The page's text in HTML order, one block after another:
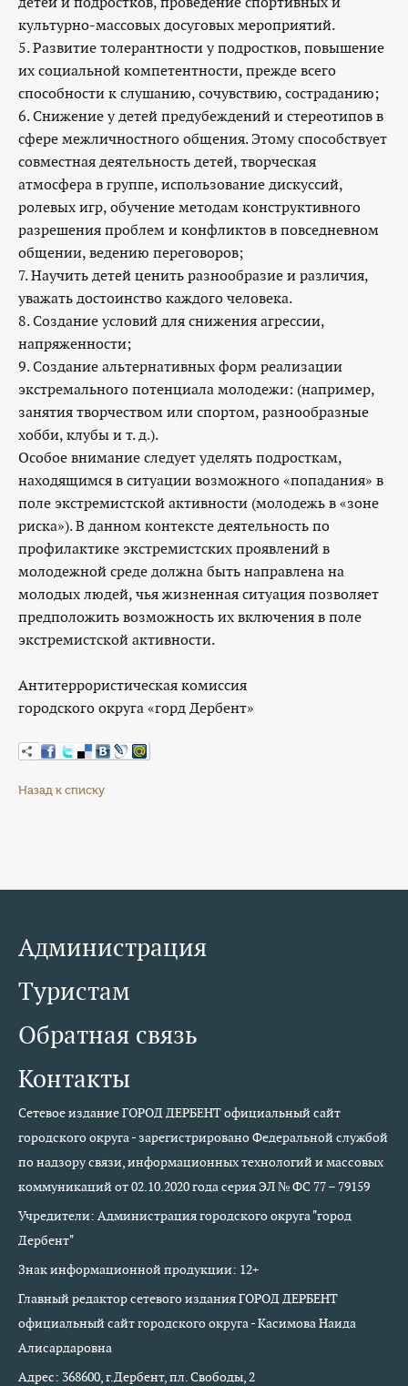
культурно-массовых досуговых мероприятий.
5. Развитие толерантности у подростков, повышение
их социальной компетентности, прежде всего
способности к слушанию, сочувствию, состраданию;
6. Снижение у детей предубеждений и стереотипов в
сфере межличностного общения. Этому способствует
совместная деятельность детей, творческая
атмосфера в группе, использование дискуссий,
ролевых игр, обучение методам конструктивного
разрешения проблем и конфликтов в повседневном
общении, ведению переговоров;
7. Научить детей ценить разнообразие и различия,
уважать достоинство каждого человека.
8. Создание условий для снижения агрессии,
напряженности;
9. Создание альтернативных форм реализации
экстремального потенциала молодежи: (например,
занятия творчеством или спортом, разнообразные
хобби, клубы и т. д.).
Особое внимание следует уделять подросткам,
находящимся в ситуации возможного «попадания» в
поле экстремистской активности (молодежь в «зоне
риска»). В данном контексте деятельность по
профилактике экстремистских проявлений в
молодежной среде должна быть направлена на
молодых людей, чья жизненная ситуация позволяет
предположить возможность их включения в поле
экстремистской активности.
Антитеррористическая комиссия
городского округа «горд Дербент»
Назад к списку
Администрация
Туристам
Обратная связь
Контакты
Сетевое издание ГОРОД ДЕРБЕНТ официальный сайт
городского округа - зарегистрировано Федеральной службой
по надзору связи, информационных технологий и массовых
коммуникаций от 02.10.2020 года серия ЭЛ № ФС 77 – 79159
Учредители: Администрация городского округа "город
Дербент"
Знак информационной продукции: 12+
Главный редактор сетевого издания ГОРОД ДЕРБЕНТ
официальный сайт городского округа - Касимова Наида
Алисардаровна
Адрес: 368600, г.Дербент, пл. Свободы, 2